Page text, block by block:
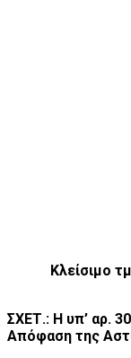
Κλείσιμο
ΣΧΕΤ.: Η υπ’ αρ.
Απόφαση της